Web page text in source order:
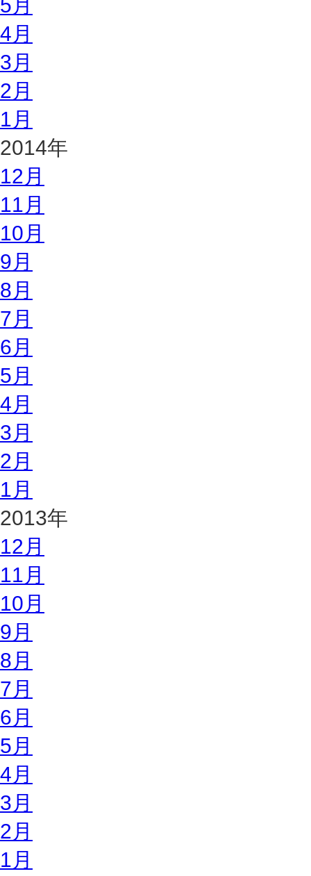
5月
4月
3月
2月
1月
2014年
12月
11月
10月
9月
8月
7月
6月
5月
4月
3月
2月
1月
2013年
12月
11月
10月
9月
8月
7月
6月
5月
4月
3月
2月
1月